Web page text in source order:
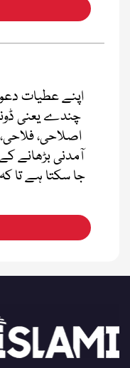
اپنے عطیات
چندے یعنی
اصلاحی، فلاحی،
آمدنی بڑھانے
جا سکتا ہے تا